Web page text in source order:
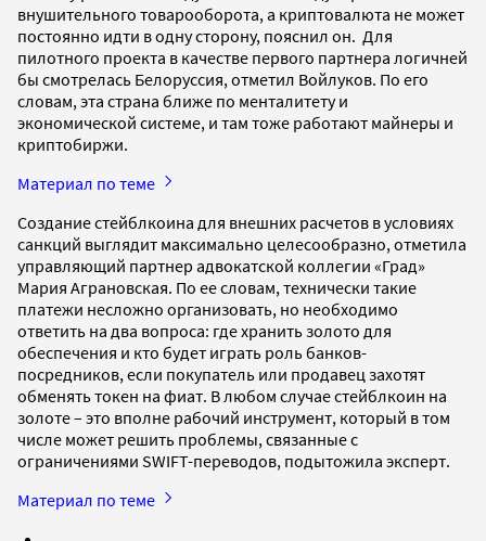
внушительного товарооборота, а криптовалюта не может
постоянно идти в одну сторону, пояснил он. Для
пилотного проекта в качестве первого партнера логичней
бы смотрелась Белоруссия, отметил Войлуков. По его
словам, эта страна ближе по менталитету и
экономической системе, и там тоже работают майнеры и
криптобиржи.
Материал по теме
Создание стейблкоина для внешних расчетов в условиях
санкций выглядит максимально целесообразно, отметила
управляющий партнер адвокатской коллегии «Град»
Мария Аграновская. По ее словам, технически такие
платежи несложно организовать, но необходимо
ответить на два вопроса: где хранить золото для
обеспечения и кто будет играть роль банков-
посредников, если покупатель или продавец захотят
обменять токен на фиат. В любом случае стейблкоин на
золоте – это вполне рабочий инструмент, который в том
числе может решить проблемы, связанные с
ограничениями SWIFT-переводов, подытожила эксперт.
Материал по теме